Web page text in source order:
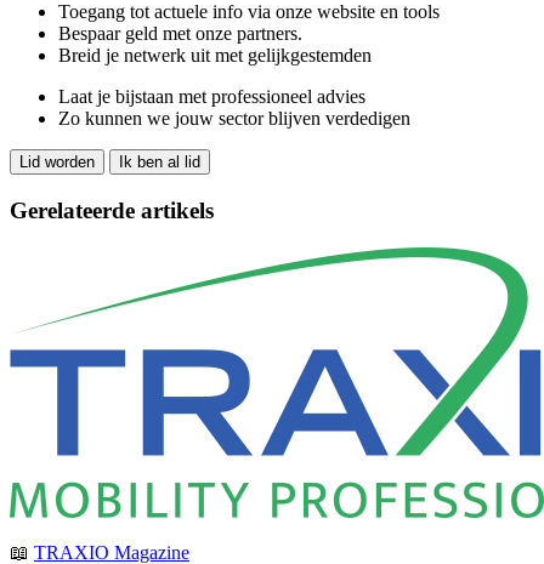
Toegang tot actuele info via onze website en tools
Bespaar geld met onze partners.
Breid je netwerk uit met gelijkgestemden
Laat je bijstaan met professioneel advies
Zo kunnen we jouw sector blijven verdedigen
Lid worden Ik ben al lid
Gerelateerde artikels
📖 TRAXIO Magazine